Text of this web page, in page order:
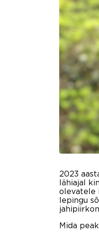
2023
lähiajal
olevatele
lepingu
Mida